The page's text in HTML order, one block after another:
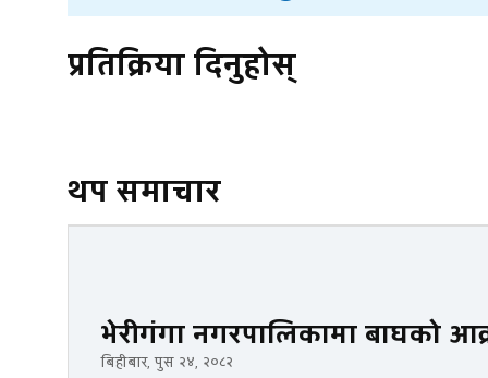
प्रतिक्रिया दिनुहोस्
थप समाचार
भेरीगंगा नगरपालिकामा बाघको
बिहीबार, पुस २४, २०८२